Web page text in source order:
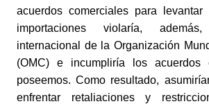
acuerdos comerciales para
importaciones violaría,
internacional de la Organización
(OMC) e incumpliría los acuerdos
poseemos. Como resultado,
enfrentar retaliaciones y